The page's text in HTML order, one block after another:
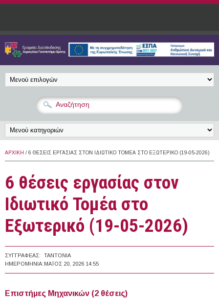
Παράκαμψη προς το κυρίως περιεχόμενο
ΑΡΧΙΚΉ / 6 ΘΈΣΕΙΣ ΕΡΓΑΣΊΑΣ ΣΤΟΝ ΙΔΙΩΤΙΚΌ ΤΟΜΈΑ ΣΤΟ ΕΞΩΤΕΡΙΚΌ (19-05-2026)
6 θέσεις εργασίας στον
Ιδιωτικό Τομέα στο
Εξωτερικό (19-05-2026)
ΣΥΓΓΡΑΦΈΑΣ:
TANTONIA
ΗΜΕΡΟΜΗΝΊΑ: ΜΆΙΟΣ 20, 2026 14:55
Επιστήμες Μηχανικών (2 θέσεις)